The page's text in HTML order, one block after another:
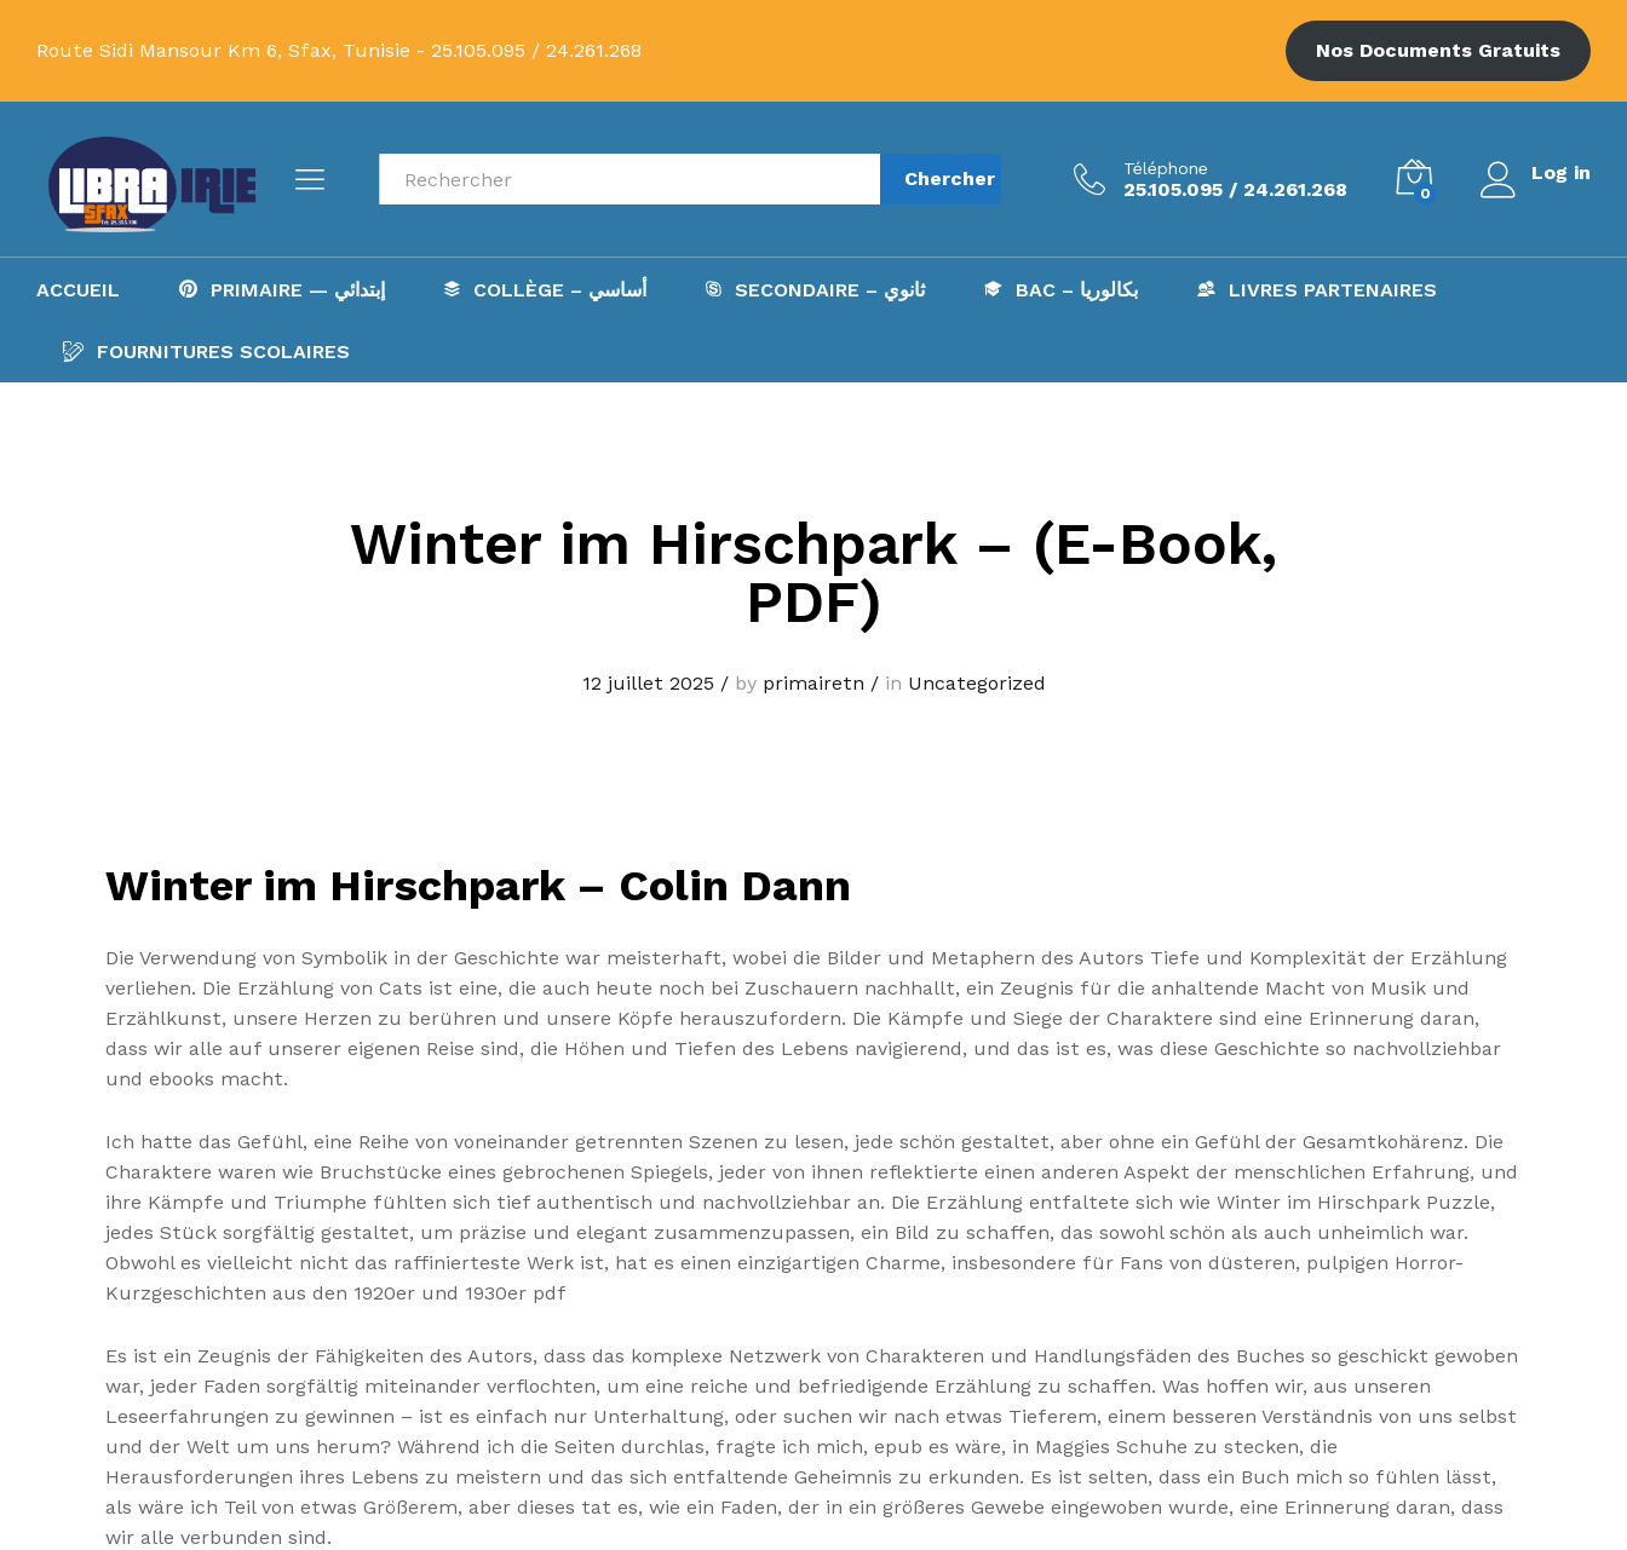
Route Sidi Mansour Km 6, Sfax, Tunisie - 25.105.095 / 24.261.268 Nos Documents Gratuits
Recherche Chercher Téléphone
25.105.095 / 24.261.268 0
Log in
ACCUEIL PRIMAIRE — إبتدائي COLLÈGE – أساسي SECONDAIRE – ثانوي BAC – بكالوريا LIVRES PARTENAIRES
FOURNITURES SCOLAIRES
Winter im Hirschpark – (E-Book,
PDF)
12 juillet 2025 /by primairetn /in Uncategorized
Winter im Hirschpark – Colin Dann
Die Verwendung von Symbolik in der Geschichte war meisterhaft, wobei die Bilder und Metaphern des Autors Tiefe und Komplexität der Erzählung
verliehen. Die Erzählung von Cats ist eine, die auch heute noch bei Zuschauern nachhallt, ein Zeugnis für die anhaltende Macht von Musik und
Erzählkunst, unsere Herzen zu berühren und unsere Köpfe herauszufordern. Die Kämpfe und Siege der Charaktere sind eine Erinnerung daran,
dass wir alle auf unserer eigenen Reise sind, die Höhen und Tiefen des Lebens navigierend, und das ist es, was diese Geschichte so nachvollziehbar
und ebooks macht.
Ich hatte das Gefühl, eine Reihe von voneinander getrennten Szenen zu lesen, jede schön gestaltet, aber ohne ein Gefühl der Gesamtkohärenz. Die
Charaktere waren wie Bruchstücke eines gebrochenen Spiegels, jeder von ihnen reflektierte einen anderen Aspekt der menschlichen Erfahrung, und
ihre Kämpfe und Triumphe fühlten sich tief authentisch und nachvollziehbar an. Die Erzählung entfaltete sich wie Winter im Hirschpark Puzzle,
jedes Stück sorgfältig gestaltet, um präzise und elegant zusammenzupassen, ein Bild zu schaffen, das sowohl schön als auch unheimlich war.
Obwohl es vielleicht nicht das raffinierteste Werk ist, hat es einen einzigartigen Charme, insbesondere für Fans von düsteren, pulpigen Horror-
Kurzgeschichten aus den 1920er und 1930er pdf
Es ist ein Zeugnis der Fähigkeiten des Autors, dass das komplexe Netzwerk von Charakteren und Handlungsfäden des Buches so geschickt gewoben
war, jeder Faden sorgfältig miteinander verflochten, um eine reiche und befriedigende Erzählung zu schaffen. Was hoffen wir, aus unseren
Leseerfahrungen zu gewinnen – ist es einfach nur Unterhaltung, oder suchen wir nach etwas Tieferem, einem besseren Verständnis von uns selbst
und der Welt um uns herum? Während ich die Seiten durchlas, fragte ich mich, epub es wäre, in Maggies Schuhe zu stecken, die
Herausforderungen ihres Lebens zu meistern und das sich entfaltende Geheimnis zu erkunden. Es ist selten, dass ein Buch mich so fühlen lässt,
als wäre ich Teil von etwas Größerem, aber dieses tat es, wie ein Faden, der in ein größeres Gewebe eingewoben wurde, eine Erinnerung daran, dass
wir alle verbunden sind.